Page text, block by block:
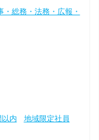
・総務・法務・広報・
内
地域限定社員